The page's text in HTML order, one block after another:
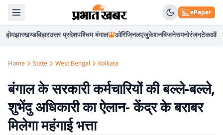
ePaper
होमझारखण्डबिहारउत्तर प्रदेशपश्चिम बंगाल ओरिजिनलएजुकेशनबिजनेसमनोरंजनटेकऑटो
Home State West Bengal Kolkata
बंगाल के सरकारी कर्मचारियों की बल्ले-बल्ले,
शुभेंदु अधिकारी का ऐलान- केंद्र के बराबर
मिलेगा महंगाई भत्ता